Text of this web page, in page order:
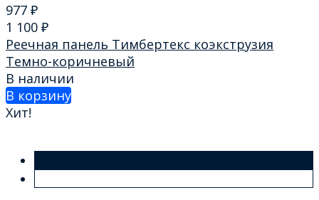
977 ₽
1 100 ₽
Реечная панель Тимбертекс коэкструзия
Темно-коричневый
В наличии
В корзину
Хит!